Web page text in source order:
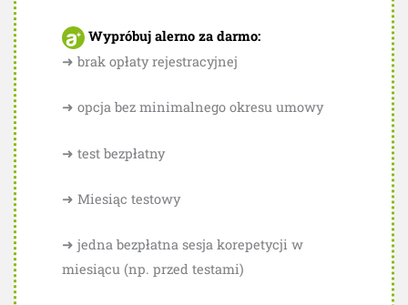
Wypróbuj alerno za darmo:
➜ brak opłaty rejestracyjnej
➜ opcja bez minimalnego okresu umowy
➜ test bezpłatny
➜ Miesiąc testowy
➜ jedna bezpłatna sesja korepetycji w
miesiącu (np. przed testami)